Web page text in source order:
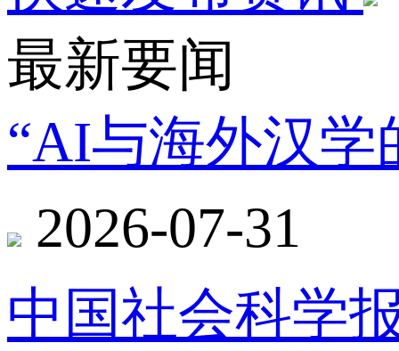
最新要闻
“AI与海外汉学
2026-07-31
中国社会科学